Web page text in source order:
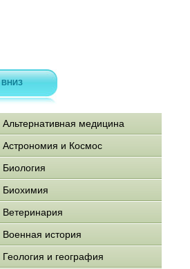
ВНИЗ
Альтернативная медицина
Астрономия и Космос
Биология
Биохимия
Ветеринария
Военная история
Геология и география